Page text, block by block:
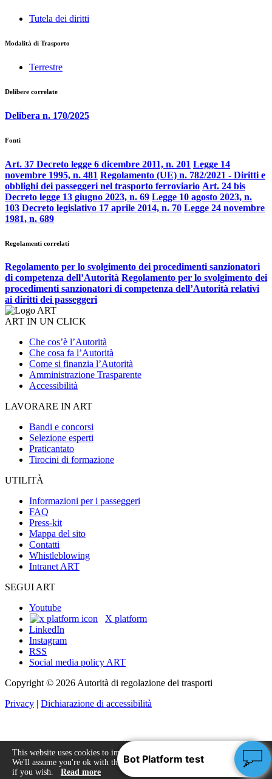
Tutela dei diritti
Modalità di Trasporto
Terrestre
Delibere correlate
Delibera n. 170/2025
Fonti
Art. 37 Decreto legge 6 dicembre 2011, n. 201 Legge 14
novembre 1995, n. 481 Regolamento (UE) n. 782/2021 - Diritti e
obblighi dei passeggeri nel trasporto ferroviario Art. 24 bis
Decreto legge 13 giugno 2023, n. 69 Legge 10 agosto 2023, n.
103 Decreto legislativo 17 aprile 2014, n. 70 Legge 24 novembre
1981, n. 689
Regolamenti correlati
Regolamento per lo svolgimento dei procedimenti sanzionatori
di competenza dell’Autorità Regolamento per lo svolgimento dei
procedimenti sanzionatori di competenza dell’Autorità relativi
ai diritti dei passeggeri
ART IN UN CLICK
Che cos’è l’Autorità
Che cosa fa l’Autorità
Come si finanzia l’Autorità
Amministrazione Trasparente
Accessibilità
LAVORARE IN ART
Bandi e concorsi
Selezione esperti
Praticantato
Tirocini di formazione
UTILITÀ
Informazioni per i passeggeri
FAQ
Press-kit
Mappa del sito
Contatti
Whistleblowing
Intranet ART
SEGUI ART
Youtube
X platform
LinkedIn
Instagram
RSS
Social media policy ART
Copyright © 2026 Autorità di regolazione dei trasporti
Privacy
Dichiarazione di accessibilità
This website uses cookies to improve your experience.
We'll assume you're ok with this, but you can opt-out
if you wish. Read more
Accept